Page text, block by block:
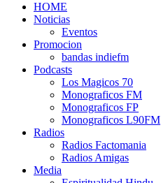
HOME
Noticias
Eventos
Promocion
bandas indiefm
Podcasts
Los Magicos 70
Monograficos FM
Monograficos FP
Monograficos L90FM
Radios
Radios Factomania
Radios Amigas
Media